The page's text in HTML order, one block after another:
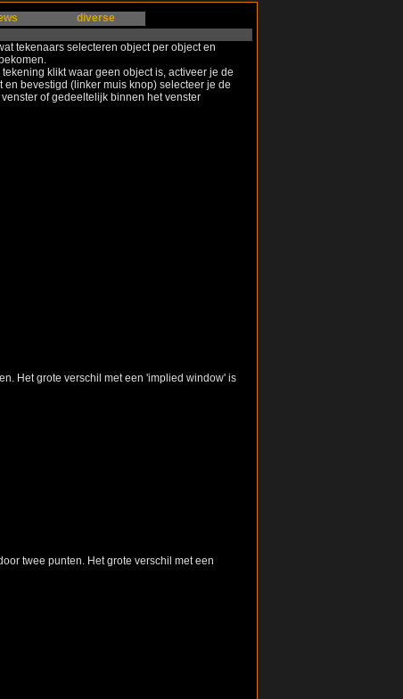
diverse
tekenaars selecteren object per object en
klikt waar geen object is, activeer je de
bevestigd (linker muis knop) selecteer je de
of gedeeltelijk binnen het venster
Het grote verschil met een 'implied window' is
twee punten. Het grote verschil met een